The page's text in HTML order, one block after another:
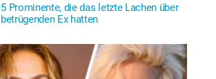
Prominente, die das letzte Lachen über
Ex hatten